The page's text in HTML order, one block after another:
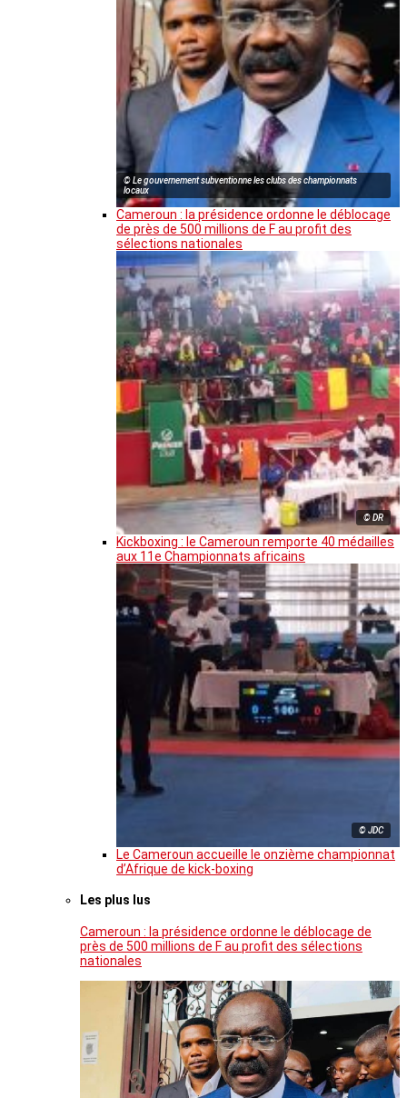
© Le gouvernement subventionne les clubs des championnats
locaux
Cameroun : la présidence ordonne le déblocage
de près de 500 millions de F au profit des
sélections nationales
© DR
Kickboxing : le Cameroun remporte 40 médailles
aux 11e Championnats africains
© JDC
Le Cameroun accueille le onzième championnat
d’Afrique de kick-boxing
Les plus lus
Cameroun : la présidence ordonne le déblocage de
près de 500 millions de F au profit des sélections
nationales